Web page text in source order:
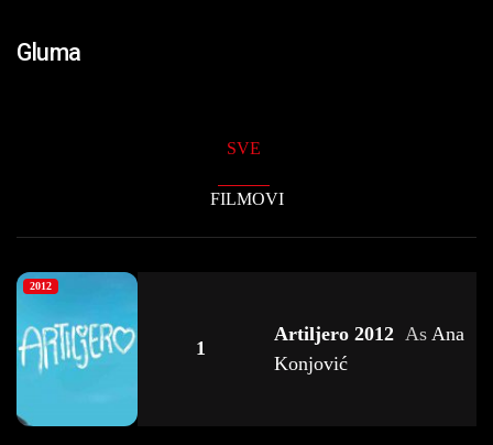
Gluma
SVE
FILMOVI
2012
1
Artiljero 2012 As Ana
Konjović